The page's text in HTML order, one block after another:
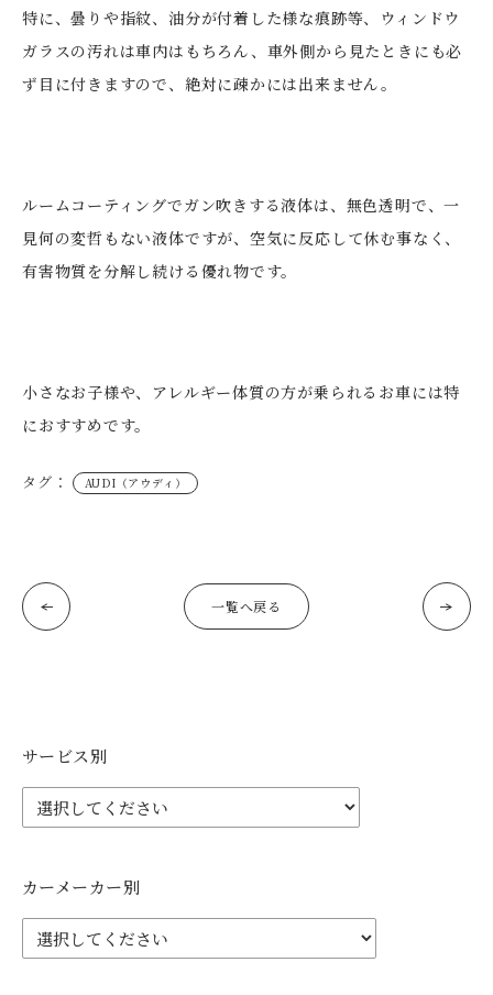
特に、曇りや指紋、油分が付着した様な痕跡等、ウィンドウ
ガラスの汚れは車内はもちろん、車外側から見たときにも必
ず目に付きますので、絶対に疎かには出来ません。
ルームコーティングでガン吹きする液体は、無色透明で、一
見何の変哲もない液体ですが、空気に反応して休む事なく、
有害物質を分解し続ける優れ物です。
小さなお子様や、アレルギー体質の方が乗られるお車には特
におすすめです。
タグ： AUDI（アウディ）
一覧へ戻る
サービス別
カーメーカー別